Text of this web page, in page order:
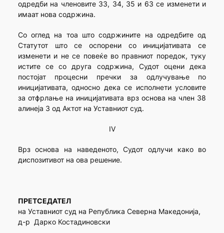
одредби на членовите 33, 34, 35 и 63 се изменети и
имаат нова содржина.
Со оглед на тоа што содржините на одредбите од
Статутот што се оспорени со иницијативата се
изменети и не се повеќе во правниот поредок, туку
истите се со друга содржина, Судот оцени дека
постојат процесни пречки за одлучување по
иницијативата, односно дека се исполнети условите
за отфрлање на иницијативата врз основа на член 38
алинеја 3 од Актот на Уставниот суд.
IV
Врз основа на наведеното, Судот одлучи како во
диспозитивот на ова решение.
ПРЕТСЕДАТЕЛ
на Уставниот суд на Република Северна Македонија,
д-р Дарко Костадиновски